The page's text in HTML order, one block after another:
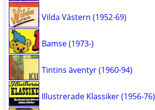
Vilda Västern (1952-69)
Bamse (1973-)
Tintins äventyr (1960-94)
Illustrerade Klassiker (1956-76)